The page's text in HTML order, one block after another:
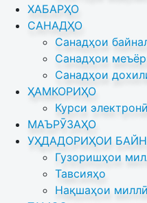
ХАБАРҲО
САНАДҲО
Санадҳои
Санадҳои
Санадҳои
ҲАМКОРИҲО
Курси электронӣ
МАЪРӮЗАҲО
УҲДАДОРИҲОИ
Гузоришҳои
Тавсияҳо
Нақшаҳои миллӣ